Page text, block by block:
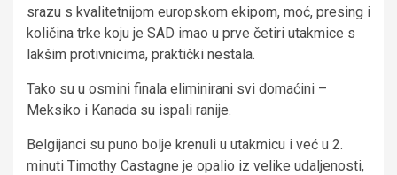
srazu s kvalitetnijom europskom ekipom, moć, presing i
količina trke koju je SAD imao u prve četiri utakmice s
lakšim protivnicima, praktički nestala.
Tako su u osmini finala eliminirani svi domaćini –
Meksiko i Kanada su ispali ranije.
Belgijanci su puno bolje krenuli u utakmicu i već u 2.
minuti Timothy Castagne je opalio iz velike udaljenosti,